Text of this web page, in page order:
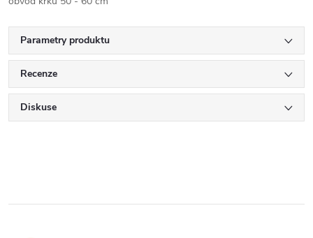
Parametry produktu
Recenze
Diskuse